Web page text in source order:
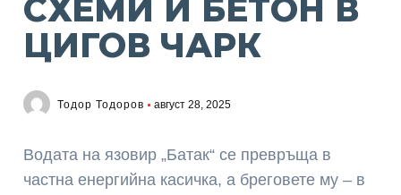
СХЕМИ И БЕТОН В
ЦИГОВ ЧАРК
Тодор Тодоров август 28, 2025
Водата на язовир „Батак“ се превръща в
частна енергийна касичка, а бреговете му – в